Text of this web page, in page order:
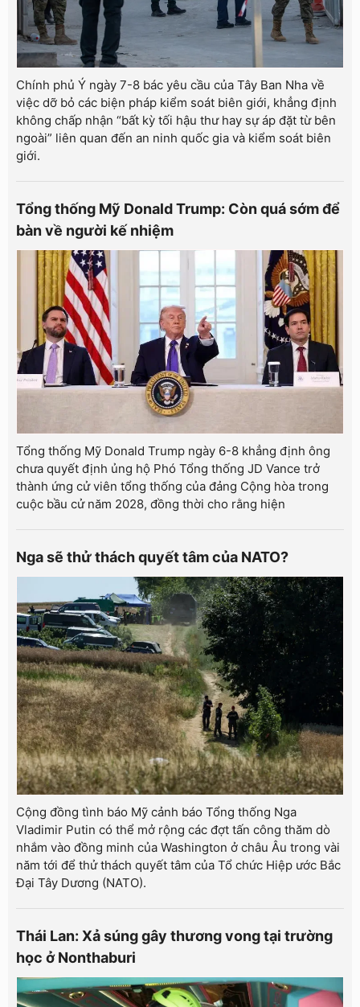
Chính phủ Ý ngày 7-8 bác yêu cầu của Tây Ban Nha về
việc dỡ bỏ các biện pháp kiểm soát biên giới, khẳng định
không chấp nhận “bất kỳ tối hậu thư hay sự áp đặt từ bên
ngoài” liên quan đến an ninh quốc gia và kiểm soát biên
giới.
Tổng thống Mỹ Donald Trump: Còn quá sớm để
bàn về người kế nhiệm
Tổng thống Mỹ Donald Trump ngày 6-8 khẳng định ông
chưa quyết định ủng hộ Phó Tổng thống JD Vance trở
thành ứng cử viên tổng thống của đảng Cộng hòa trong
cuộc bầu cử năm 2028, đồng thời cho rằng hiện
Nga sẽ thử thách quyết tâm của NATO?
Cộng đồng tình báo Mỹ cảnh báo Tổng thống Nga
Vladimir Putin có thể mở rộng các đợt tấn công thăm dò
nhắm vào đồng minh của Washington ở châu Âu trong vài
năm tới để thử thách quyết tâm của Tổ chức Hiệp ước Bắc
Đại Tây Dương (NATO).
Thái Lan: Xả súng gây thương vong tại trường
học ở Nonthaburi